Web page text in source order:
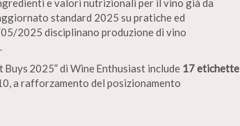
e valori nutrizionali per il vino già da
standard 2025 su pratiche ed
2025 disciplinano produzione di vino
2025” di Wine Enthusiast include 17 etichette
a rafforzamento del posizionamento